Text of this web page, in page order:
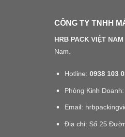
CÔNG TY TNHH
HRB PACK VIỆT NAM
Nam.
Hotline: 0938 103
Phòng Kinh Doanh:
Email:
Địa chỉ: Số 25